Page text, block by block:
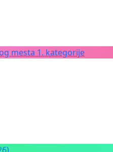
mesta 1. kategorije